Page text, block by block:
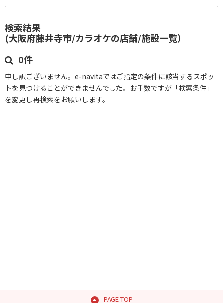
検索結果
(大阪府藤井寺市/カラオケの店舗/施設一覧）
0件
申し訳ございません。e-navitaではご指定の条件に該当するスポッ
トを見つけることができませんでした。お手数ですが「検索条件」
を変更し再検索をお願いします。
PAGE TOP